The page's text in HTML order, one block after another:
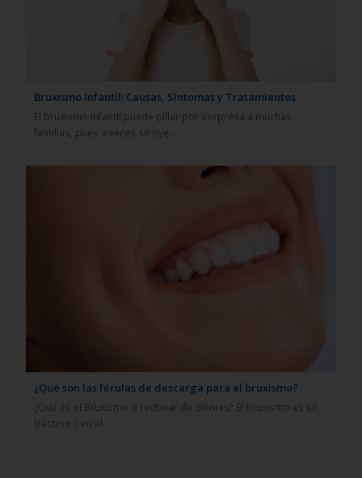
Bruxismo Infantil: Causas, Síntomas y Tratamientos
El bruxismo infantil puede pillar por sorpresa a muchas
familias, pues a veces se oye…
¿Qué son las férulas de descarga para el bruxismo?
¿Qué es el Bruxismo o rechinar de dientes? El bruxismo es un
trastorno en el…